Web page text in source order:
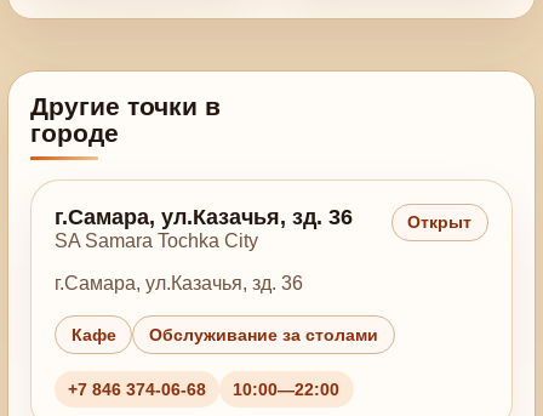
Другие точки в
городе
г.Самара, ул.Казачья, зд. 36
SA Samara Tochka City
Открыт
г.Самара, ул.Казачья, зд. 36
Кафе Обслуживание за столами
+7 846 374-06-68 10:00—22:00